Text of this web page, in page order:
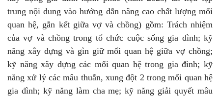
trung nội dung vào hướng dẫn nâng cao chất lượng mối
quan hệ, gắn kết giữa vợ và chồng) gồm: Trách nhiệm
của vợ và chồng trong tổ chức cuộc sống gia đình; kỹ
năng xây dựng và gìn giữ mối quan hệ giữa vợ chồng;
kỹ năng xây dựng các mối quan hệ trong gia đình; kỹ
năng xử lý các mâu thuẫn, xung đột 2 trong mối quan hệ
gia đình; kỹ năng làm cha mẹ; kỹ năng giải quyết mâu